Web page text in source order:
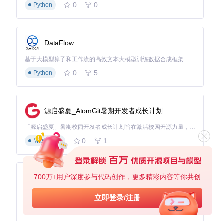
700万+用户深度参与代码创作，更多精彩内容等你共创
立即登录/注册
件
✅ 启动游戏时出现BepInEx控制台窗口
✅BepInEx/plugins文件夹已自动创建
✅ 游戏能正常启动且无错误提示
技巧二：性能调优技巧：5个配置项提升游戏模组运行效率
问题引入：随着安装的模组增多，游戏可能出现卡顿、加载缓
慢甚至崩溃等性能问题，影响游戏体验。
原理简析：BepInEx提供了多种性能优化配置选项，通过合理
调整可以有效分配系统资源，减少插件冲突，提升整体运行效
率。
核心配置项优化
配置项
默
值
推
值
专家
置
tr
e
fal
se
false
禁用磁盘日志记
录可减少I/O操作
Python
0 0
DataFlow
基于大模型算子和工作流的高效文本大模型训练数据合成框架
Python
0 5
源启盛夏_AtomGit暑期开发者成长计划
「源启盛夏」暑期校园开发者成长计划旨在激活校园开源力量，通过积分激励、认证扶持、资源倾斜等形式，引导高校组织和开发者完成「入驻 — 建项目 — 做贡献 — 获认证 — 得资源」的完整闭环。无论你是想带领社团入驻平台的组织者，还是希望用代码贡献证明自己的开发者，都能在这里找到属于你的成长路径。
Markdown
0 1
py-xiaozhi
基于Python的Xiaozhi AI，适用于想要完整Xiaozhi体验而无需拥有专用硬件的用户。
Python
0 1